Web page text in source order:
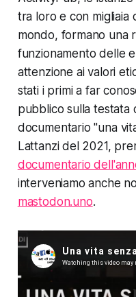
tra loro e con migliaia
mondo, formano una
funzionamento delle
attenzione ai valori
stati i primi a far
pubblico sulla testata
documentario "una
Lattanzi del 2021,
documentario
interveniamo anche
mastodon.uno.